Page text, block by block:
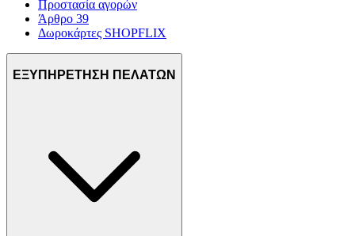
Προστασία αγορών
Άρθρο 39
Δωροκάρτες SHOPFLIX
ΕΞΥΠΗΡΕΤΗΣΗ ΠΕΛΑΤΩΝ